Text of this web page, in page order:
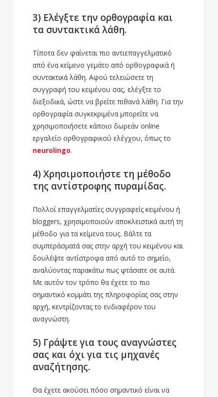
3) Ελέγξτε την ορθογραφία και
τα συντακτικά λάθη.
Τίποτα δεν φαίνεται πιο αντιεπαγγελματικό
από ένα κείμενο γεμάτο από ορθογραφικά ή
συντακτικά λάθη. Αφού τελειώσετε τη
συγγραφή του κειμένου σας, ελέγξτε το
διεξοδικά, ώστε να βρείτε πιθανά λάθη. Για την
ορθογραφία συγκεκριμένα μπορείτε να
χρησιμοποιήσετε κάποιο δωρεάν online
εργαλείο ορθογραφικού ελέγχου, όπως το
neurolingo.
4) Χρησιμοποιήστε τη μέθοδο
της αντίστροφης πυραμίδας.
Πολλοί επαγγελματίες συγγραφείς κειμένου ή
bloggers, χρησιμοποιούν αποκλειστικά αυτή τη
μέθοδο για τα κείμενα τους. Βάλτε τα
συμπεράσματά σας στην αρχή του κειμένου και
δουλέψτε αντίστροφα από αυτό το σημείο,
αναλύοντας παρακάτω πως φτάσατε σε αυτά.
Με αυτόν τον τρόπο θα έχετε το πιο
σημαντικό κομμάτι της πληροφορίας σας στην
αρχή, κεντρίζοντας το ενδιαφέρον του
αναγνώστη.
5) Γράψτε για τους αναγνώστες
σας και όχι για τις μηχανές
αναζήτησης.
Θα έχετε ακούσει πόσο σημαντικό είναι να